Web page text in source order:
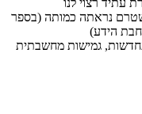
עתיד רצוי לנו
נראתה כמותה (בספר
הידע)
גמישות מחשבתית